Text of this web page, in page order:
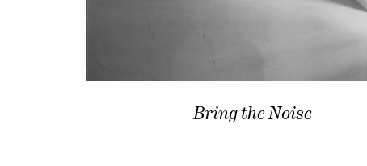
Bring the Noise